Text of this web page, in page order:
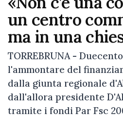
un centro
ma in una
TORREBRUNA -
l'ammontare del
dalla giunta regionale
dall'allora presidente
tramite i fondi Par Fsc